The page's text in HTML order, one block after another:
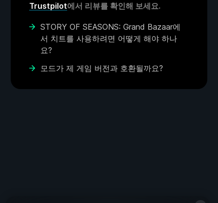
Trustpilot에서 리뷰를 확인해 보세요.
STORY OF SEASONS: Grand Bazaar에
서 치트를 사용하려면 어떻게 해야 하나
요?
모드가 제 게임 버전과 호환될까요?